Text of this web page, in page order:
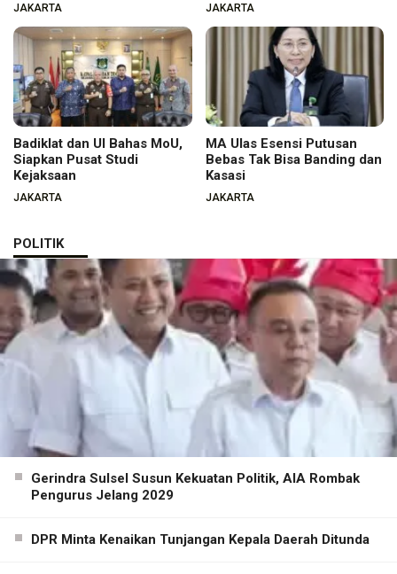
JAKARTA JAKARTA
Badiklat dan UI Bahas MoU,
Siapkan Pusat Studi
Kejaksaan
JAKARTA
MA Ulas Esensi Putusan
Bebas Tak Bisa Banding dan
Kasasi
JAKARTA
POLITIK
Gerindra Sulsel Susun Kekuatan Politik, AIA Rombak
Pengurus Jelang 2029
DPR Minta Kenaikan Tunjangan Kepala Daerah Ditunda